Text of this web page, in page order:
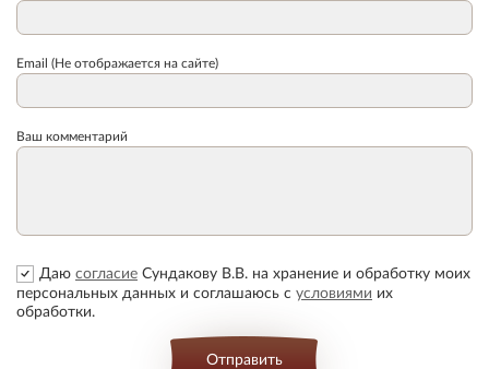
Email (Не отображается на сайте)
Ваш комментарий
Даю согласие Сундакову В.В. на хранение и обработку моих
персональных данных и соглашаюсь с условиями их
обработки.
Отправить